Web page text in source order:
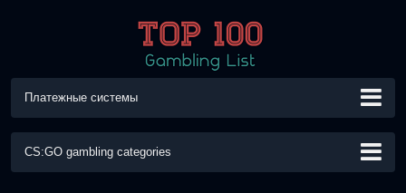
Платежные системы
CS:GO gambling categories